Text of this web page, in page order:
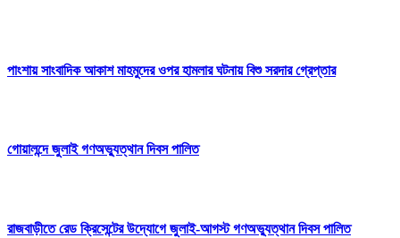
পাংশায় সাংবাদিক আকাশ মাহমুদের ওপর হামলার ঘটনায় বিশু সরদার গ্রেপ্তার
গোয়ালন্দে জুলাই গণঅভ্যুত্থান দিবস পালিত
রাজবাড়ীতে রেড ক্রিসেন্টের উদ্যোগে জুলাই-আগস্ট গণঅভ্যুত্থান দিবস পালিত